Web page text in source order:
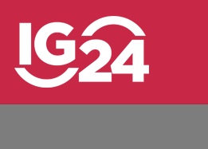
content